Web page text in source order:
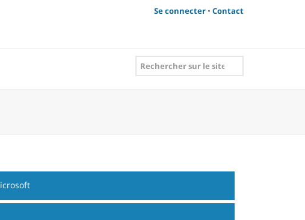
Se connecter • Contact